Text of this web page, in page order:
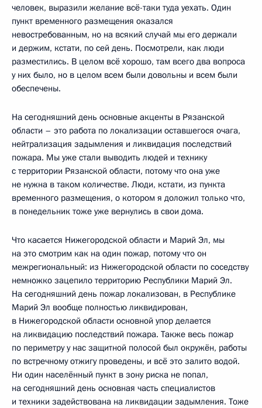
человек, выразили желание всё-таки туда уехать. Один
пункт временного размещения оказался
невостребованным, но на всякий случай мы его держали
и держим, кстати, по сей день. Посмотрели, как люди
разместились. В целом всё хорошо, там всего два вопроса
у них было, но в целом всем были довольны и всем были
обеспечены.
На сегодняшний день основные акценты в Рязанской
области – это работа по локализации оставшегося очага,
нейтрализация задымления и ликвидация последствий
пожара. Мы уже стали выводить людей и технику
с территории Рязанской области, потому что она уже
не нужна в таком количестве. Люди, кстати, из пункта
временного размещения, о котором я доложил только что,
в понедельник тоже уже вернулись в свои дома.
Что касается Нижегородской области и Марий Эл, мы
на это смотрим как на один пожар, потому что он
межрегиональный: из Нижегородской области по соседству
немножко зацепило территорию Республики Марий Эл.
На сегодняшний день пожар локализован, в Республике
Марий Эл вообще полностью ликвидирован,
в Нижегородской области основной упор делается
на ликвидацию последствий пожара. Также весь пожар
по периметру у нас защитной полосой был окружён, работы
по встречному отжигу проведены, и всё это залито водой.
Ни один населённый пункт в зону риска не попал,
на сегодняшний день основная часть специалистов
и техники задействована на ликвидации задымления. Тоже